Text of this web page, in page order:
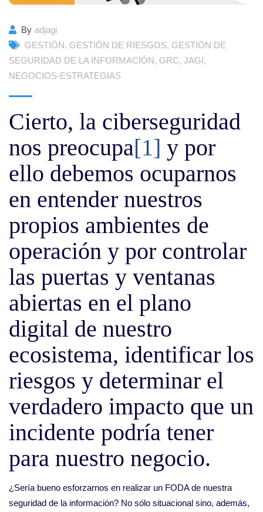
By adjagi
GESTIÓN, GESTIÓN DE RIESGOS, GESTIÓN DE
SEGURIDAD DE LA INFORMACIÓN, GRC, JAGI,
NEGOCIOS-ESTRATEGIAS
Cierto, la ciberseguridad
nos preocupa[1] y por
ello debemos ocuparnos
en entender nuestros
propios ambientes de
operación y por controlar
las puertas y ventanas
abiertas en el plano
digital de nuestro
ecosistema, identificar los
riesgos y determinar el
verdadero impacto que un
incidente podría tener
para nuestro negocio.
¿Sería bueno esforzarnos en realizar un FODA de nuestra
seguridad de la información? No sólo situacional sino, además,